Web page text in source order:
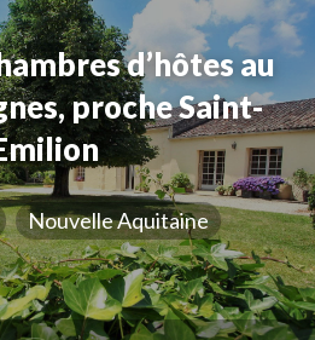
d’hôtes au
proche Saint-
Nouvelle Aquitaine